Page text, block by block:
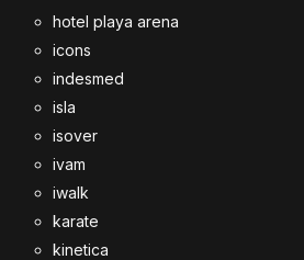
hotel playa arena
icons
indesmed
isla
isover
ivam
iwalk
karate
kinetica